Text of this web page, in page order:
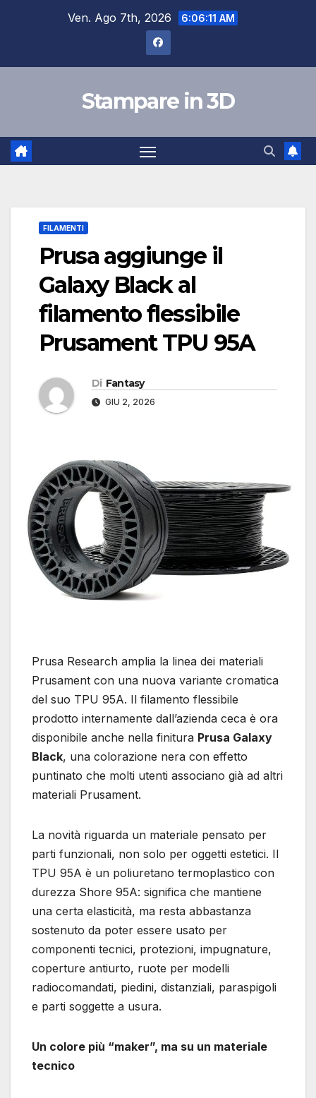
Ven. Ago 7th, 2026 6:06:13 AM
Stampare in 3D
FILAMENTI
Prusa aggiunge il
Galaxy Black al
filamento flessibile
Prusament TPU 95A
Di Fantasy
GIU 2, 2026
Prusa Research amplia la linea dei materiali
Prusament con una nuova variante cromatica
del suo TPU 95A. Il filamento flessibile
prodotto internamente dall’azienda ceca è ora
disponibile anche nella finitura Prusa Galaxy
Black, una colorazione nera con effetto
puntinato che molti utenti associano già ad altri
materiali Prusament.
La novità riguarda un materiale pensato per
parti funzionali, non solo per oggetti estetici. Il
TPU 95A è un poliuretano termoplastico con
durezza Shore 95A: significa che mantiene
una certa elasticità, ma resta abbastanza
sostenuto da poter essere usato per
componenti tecnici, protezioni, impugnature,
coperture antiurto, ruote per modelli
radiocomandati, piedini, distanziali, paraspigoli
e parti soggette a usura.
Un colore più “maker”, ma su un materiale
tecnico